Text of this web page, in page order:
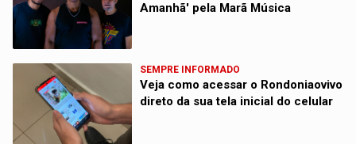
Amanhã' pela Marã Música
SEMPRE INFORMADO
Veja como acessar o Rondoniaovivo
direto da sua tela inicial do celular